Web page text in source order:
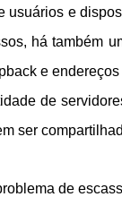
usuários e
há também
e
de
ser
de